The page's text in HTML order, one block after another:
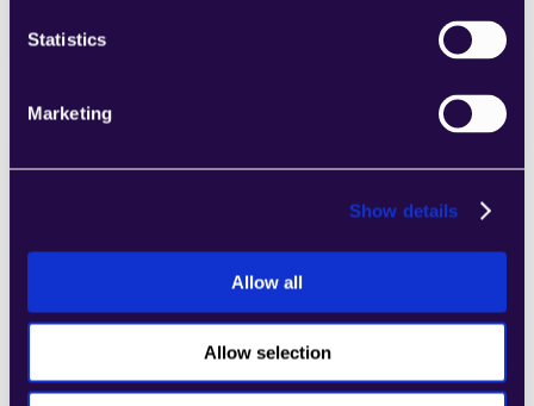
Statistics
Marketing
Show details
Allow all
Allow selection
zusammenzustellen, die den
Anforderungen Ihres wachsenden
Unternehmens entsprechen.
Learn more